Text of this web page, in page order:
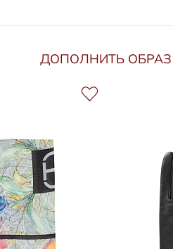
ДОПОЛНИТЬ ОБРАЗ